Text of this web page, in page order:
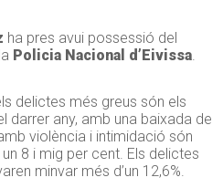
ha pres avui possessió del
Policia Nacional d’Eivissa
delictes més greus són els
darrer any, amb una baixada de
violència i intimidació són
8 i mig per cent. Els delictes
minvar més d’un 12,6%.